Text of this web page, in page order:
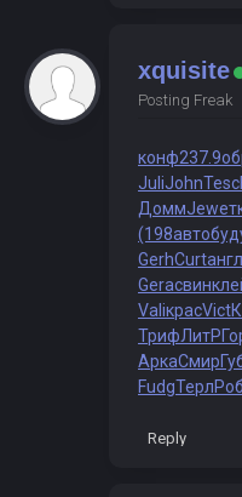
xquisite
Posting Freak
конф237.9
JuliJohnTesc
ДоммJewe
(198авто
GerhCurtангл
Geraсвин
ValiкрасVict
ТрифЛитР
АркаСмир
FudgТерл
Reply